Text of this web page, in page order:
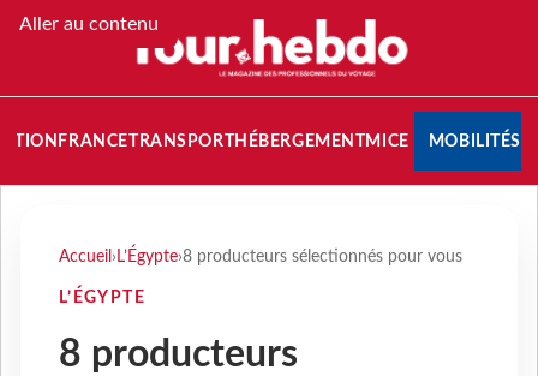
Aller au contenu
FRANCETRANSPORT HÉBERGEMENTMICE MOBILITÉS
Accueil › L’Égypte›8 producteurs sélectionnés pour vous
L’ÉGYPTE
8 producteurs